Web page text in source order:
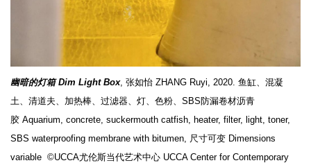
幽暗的灯箱 Dim Light Box, 张如怡 ZHANG Ruyi, 2020. 鱼缸、混凝
土、清道夫、加热棒、过滤器、灯、色粉、SBS防漏卷材沥青
胶 Aquarium, concrete, suckermouth catfish, heater, filter, light, toner,
SBS waterproofing membrane with bitumen, 尺寸可变 Dimensions
variable ©UCCA尤伦斯当代艺术中心 UCCA Center for Contemporary